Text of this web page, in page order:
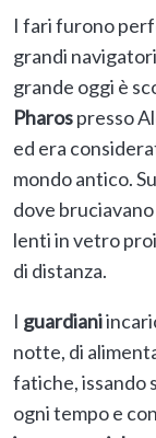
I fari furono
grandi
grande oggi è
Pharospresso
ed era
mondo antico.
dove
lenti in vetro
di distanza.
I guardiani
notte, di
fatiche, issando
ogni tempo e